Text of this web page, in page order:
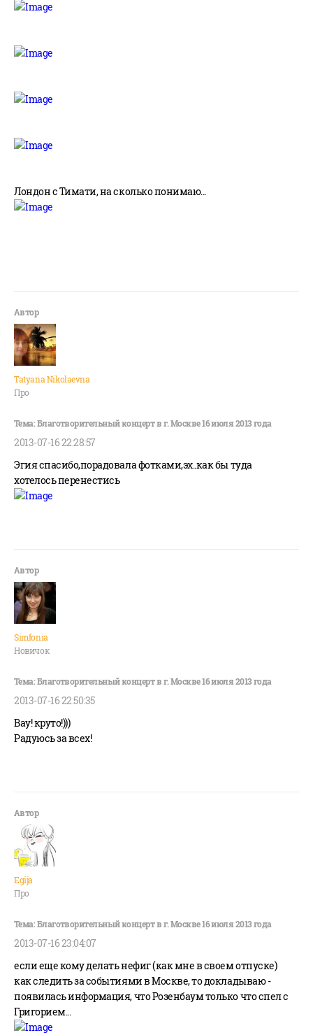
Лондон с Тимати, на сколько понимаю...
Tatyana Nikolaevna
Про
2013-07-16 22:28:57
Эгия спасибо,порадовала фотками,эх..как бы туда
хотелось перенестись
Simfonia
Новичок
2013-07-16 22:50:35
Вау! круто!)))
Радуюсь за всех!
Egija
Про
2013-07-16 23:04:07
если еще кому делать нефиг (как мне в своем отпуске)
как следить за событиями в Москве, то докладываю -
появилась информация, что Розенбаум только что спел с
Григорием...